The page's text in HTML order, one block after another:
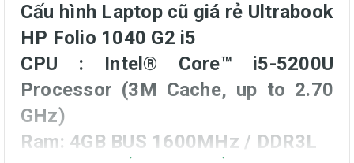
Cấu hình Laptop cũ giá rẻ Ultrabook
HP Folio 1040 G2 i5
CPU : Intel® Core™ i5-5200U
Processor (3M Cache, up to 2.70
GHz)
Ram: 4GB BUS 1600MHz / DDR3L